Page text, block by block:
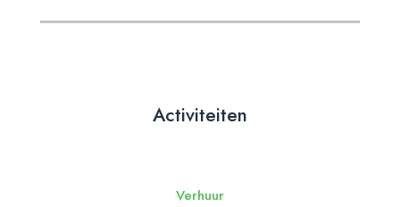
Activiteiten
Verhuur